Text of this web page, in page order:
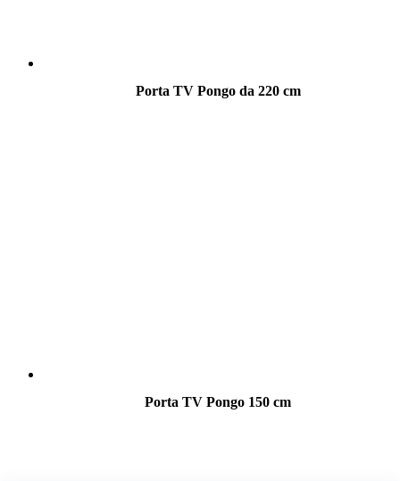
Porta TV Pongo da 220 cm
Porta TV Pongo 150 cm